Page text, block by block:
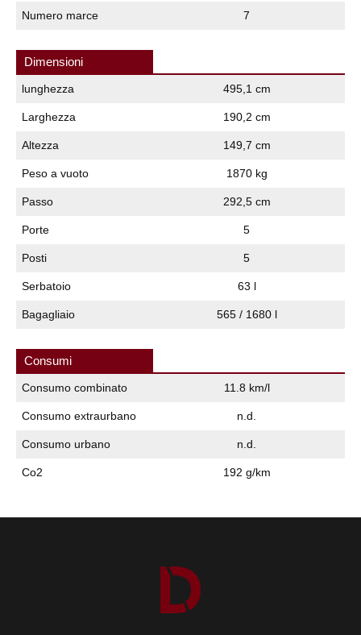
Numero marce 7
Dimensioni
lunghezza 495,1 cm
Larghezza 190,2 cm
Altezza 149,7 cm
Peso a vuoto 1870 kg
Passo 292,5 cm
Porte 5
Posti 5
Serbatoio 63 l
Bagagliaio 565 / 1680 l
Consumi
Consumo combinato 11.8 km/l
Consumo extraurbano n.d.
Consumo urbano n.d.
Co2 192 g/km